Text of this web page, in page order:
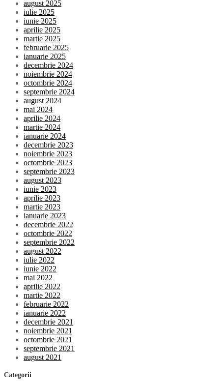
august 2025
iulie 2025
iunie 2025
aprilie 2025
martie 2025
februarie 2025
ianuarie 2025
decembrie 2024
noiembrie 2024
octombrie 2024
septembrie 2024
august 2024
mai 2024
aprilie 2024
martie 2024
ianuarie 2024
decembrie 2023
noiembrie 2023
octombrie 2023
septembrie 2023
august 2023
iunie 2023
aprilie 2023
martie 2023
ianuarie 2023
decembrie 2022
octombrie 2022
septembrie 2022
august 2022
iulie 2022
iunie 2022
mai 2022
aprilie 2022
martie 2022
februarie 2022
ianuarie 2022
decembrie 2021
noiembrie 2021
octombrie 2021
septembrie 2021
august 2021
Categorii